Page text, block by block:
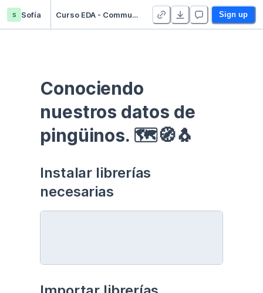
s Sofía Curso EDA - Communication - Duplicate Sign up
Conociendo
nuestros datos de
pingüinos. 🗺🧭🐧
Instalar librerías
necesarias